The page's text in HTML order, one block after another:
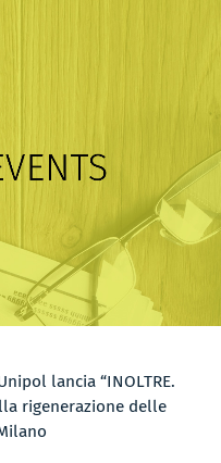
lancia “INOLTRE.
rigenerazione delle